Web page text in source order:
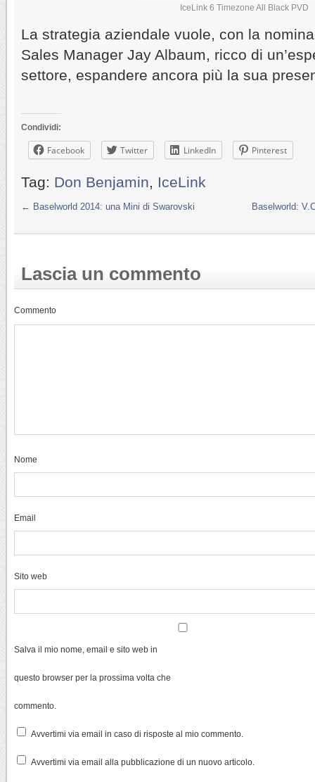
IceLink 6 Timezone All Black PVD
La strategia aziendale vuole, con la
Sales Manager Jay Albaum, ricco di
settore, espandere ancora più la sua
Condividi:
Facebook Twitter LinkedIn Pinterest
Tag: Don Benjamin IceLink
← Baselworld 2014: una Mini di Swarovski Baselworld:
Lascia un commento
Commento
Nome
Email
Sito web
Salva il mio nome, email e sito web in
questo browser per la prossima volta che
commento.
Avvertimi via email in caso di risposte al mio commento.
Avvertimi via email alla pubblicazione di un nuovo articolo.